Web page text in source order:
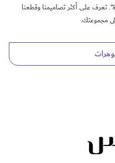
تعرف على أكثر تصاميمنا وقطعنا
مجموعتك.